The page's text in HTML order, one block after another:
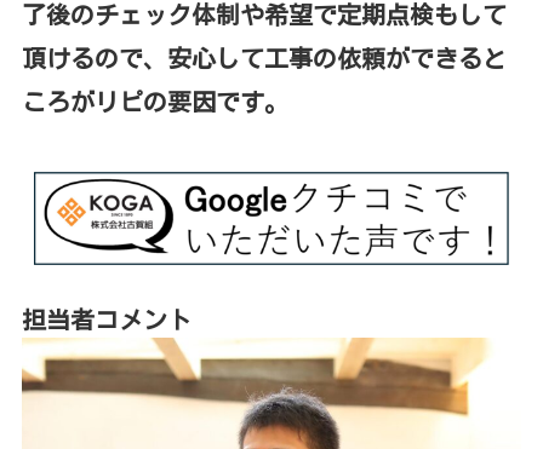
了後のチェック体制や希望で定期点検もして
頂けるので、安心して工事の依頼ができると
ころがリピの要因です。
担当者コメント